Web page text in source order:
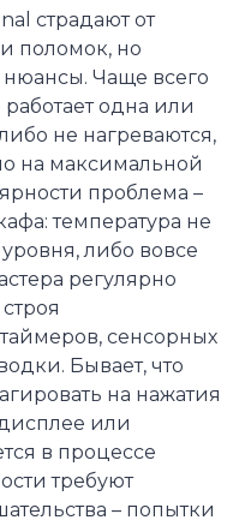
страдают от
поломок, но
Чаще всего
одна или
не нагреваются,
на максимальной
проблема –
температура не
либо вовсе
регулярно
сенсорных
Бывает, что
на нажатия
или
в процессе
требуют
– попытки